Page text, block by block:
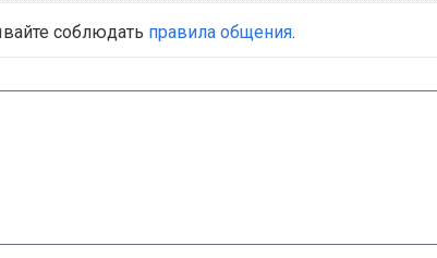
соблюдать правила общения.